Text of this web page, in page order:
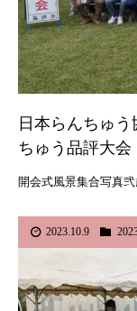
日本らんちゅ
ちゅう品評大会
開会式風景集合写真
2023.10.9